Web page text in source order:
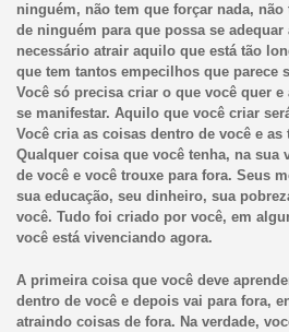
ninguém, não tem que forçar nada,
de ninguém para que possa se adequar
necessário atrair aquilo que está tão
que tem tantos empecilhos que parece
Você só precisa criar o que você quer
se manifestar. Aquilo que você criar
Você cria as coisas dentro de você e as
Qualquer coisa que você tenha, na
de você e você trouxe para fora. Seus
sua educação, seu dinheiro, sua
você. Tudo foi criado por você, em
você está vivenciando agora.
A primeira coisa que você deve
dentro de você e depois vai para fora,
atraindo coisas de fora. Na verdade,